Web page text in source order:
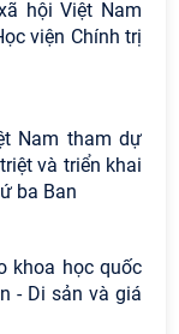
hội Việt Nam
viện Chính trị
Nam tham dự
và triển khai
ba Ban
khoa học quốc
- Di sản và giá